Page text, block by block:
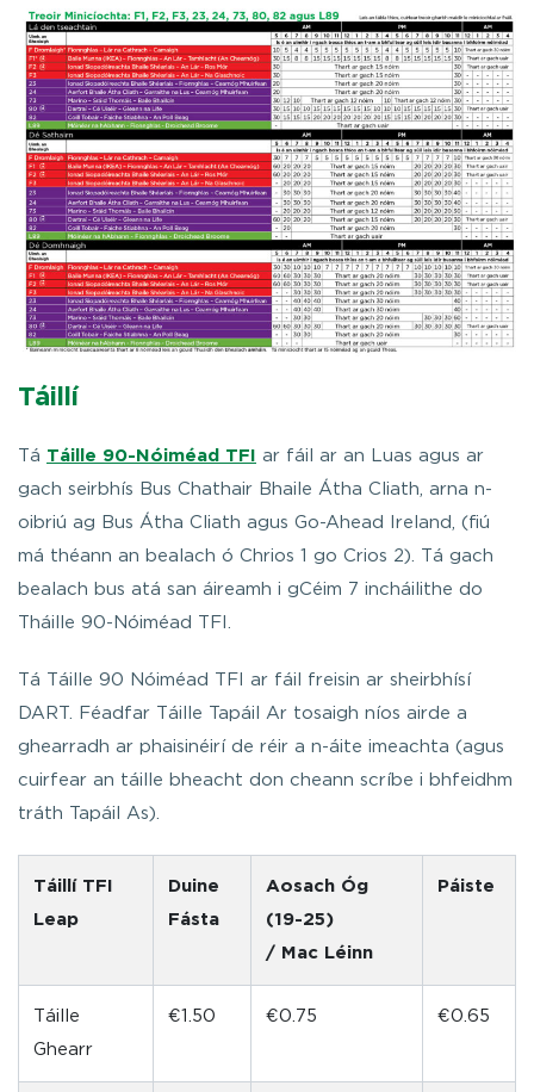
Táillí
Tá Táille 90-Nóiméad TFI ar fáil ar an Luas agus ar
gach seirbhís Bus Chathair Bhaile Átha Cliath, arna n-
oibriú ag Bus Átha Cliath agus Go-Ahead Ireland, (fiú
má théann an bealach ó Chrios 1 go Crios 2). Tá gach
bealach bus atá san áireamh i gCéim 7 incháilithe do
Tháille 90-Nóiméad TFI.
Tá Táille 90 Nóiméad TFI ar fáil freisin ar sheirbhísí
DART. Féadfar Táille Tapáil Ar tosaigh níos airde a
ghearradh ar phaisinéirí de réir a n-áite imeachta (agus
cuirfear an táille bheacht don cheann scríbe i bhfeidhm
tráth Tapáil As).
Táillí TFI
Leap
Duine
Fásta
Aosach Óg
(19-25)
/ Mac Léinn
Páiste
Táille
Ghearr
€1.50 €0.75 €0.65